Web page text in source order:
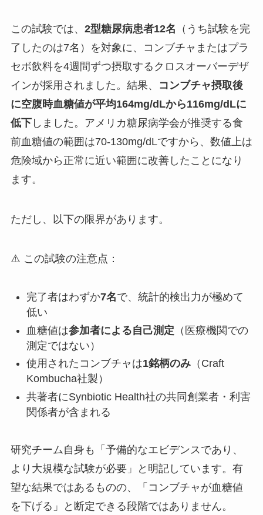
この試験では、 2型糖尿病患者12名 （うち試験を完
了したのは7名）を対象に、コンブチャまたはプラ
セボ飲料を4週間ずつ摂取するクロスオーバーデザ
インが採用されました。結果、
コンブチャ摂取後
に空腹時血糖値が平均164mg/dLから116mg/dLに
低下しました。アメリカ糖尿病学会が推奨する食
前血糖値の範囲は70-130mg/dLですから、数値上は
危険域から正常に近い範囲に改善したことになり
ます。
ただし、以下の限界があります。
⚠️ この試験の注意点：
完了者はわずか7名で、統計的検出力が極めて
低い
血糖値は参加者による自己測定 （医療機関での
測定ではない）
使用されたコンブチャは1銘柄のみ（Craft
Kombucha社製）
共著者にSynbiotic Health社の共同創業者・利害
関係者が含まれる
研究チーム自身も「予備的なエビデンスであり、
より大規模な試験が必要」と明記しています。有
望な結果ではあるものの、「コンブチャが血糖値
を下げる」と断定できる段階ではありません。